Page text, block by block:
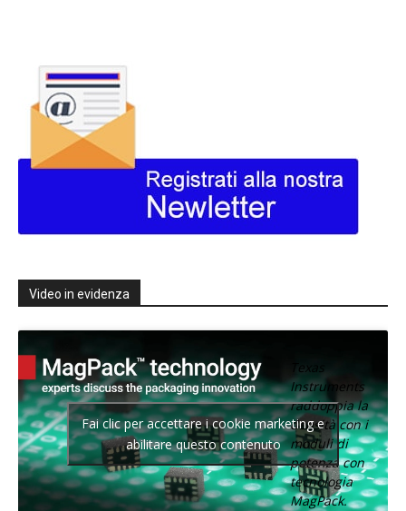
Video in evidenza
Texas
Instruments
raddoppia la
densità con i
moduli di
potenza con
tecnologia
MagPack.
Fai clic per accettare i cookie marketing e
abilitare questo contenuto